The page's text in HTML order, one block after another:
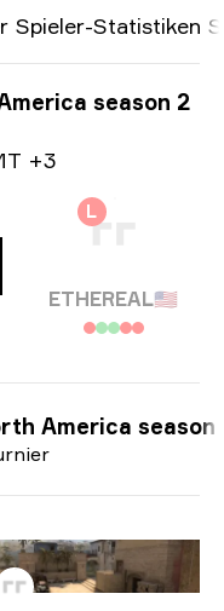
Spieler-Statistiken
season 2
+3
L
ETHEREAL🇺🇸
America season